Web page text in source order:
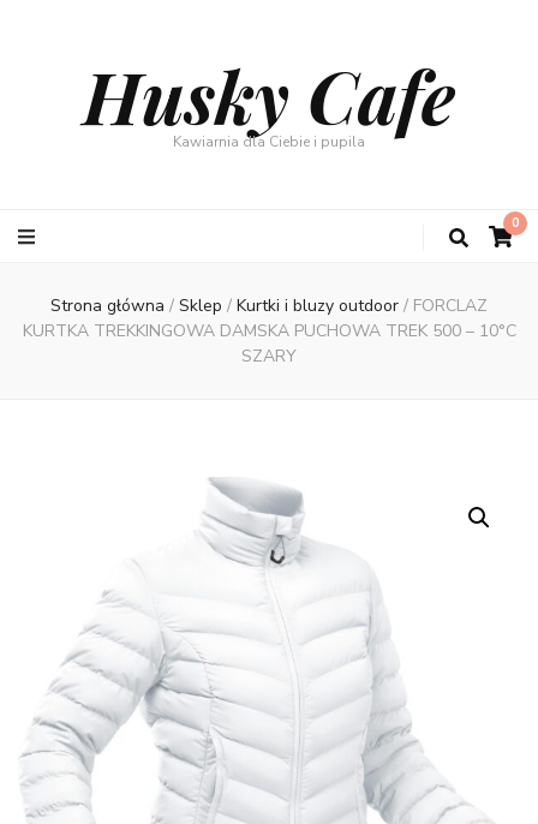
Husky Cafe
Kawiarnia dla Ciebie i pupila
0
Strona główna / Sklep / Kurtki i bluzy outdoor / FORCLAZ
KURTKA TREKKINGOWA DAMSKA PUCHOWA TREK 500 – 10°C
SZARY